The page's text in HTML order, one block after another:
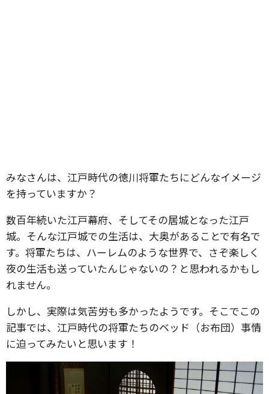
みなさんは、江戸時代の徳川将軍たちにどんなイメージ
を持っていますか？
数百年続いた江戸幕府、そしてその居城となった江戸
城。そんな江戸城での生活は、大奥があることで有名で
す。将軍たちは、ハーレムのような世界で、さぞ楽しく
夜の生活も送っていたんじゃないの？と思われるかもし
れません。
しかし、実際は気苦労も多かったようです。そこでこの
記事では、江戸時代の将軍たちのベッド（お布団）事情
に迫ってみたいと思います！